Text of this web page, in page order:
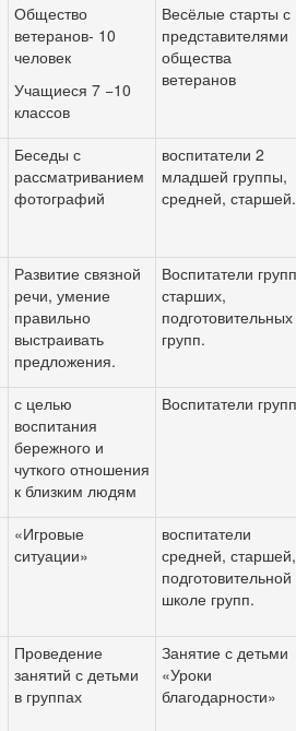
Общество
ветеранов- 10
человек
Учащиеся 7 −10
классов
Весёлые старты с
представителями
общества
ветеранов
Беседы с
рассматриванием
фотографий
воспитатели 2
младшей группы,
средней, старшей.
Развитие связной
речи, умение
правильно
выстраивать
предложения.
Воспитатели групп
старших,
подготовительных
групп.
с целью
воспитания
бережного и
чуткого отношения
к близким людям
Воспитатели
«Игровые
ситуации»
воспитатели
средней, старшей,
подготовительной
школе групп.
Проведение
занятий с детьми
в группах
Занятие с детьми
«Уроки
благодарности»